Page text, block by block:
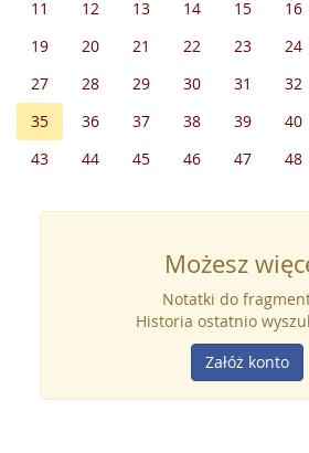
11
12 13 14 15 16
19
20 21 22 23 24
27
28 29 30 31 32
35
36 37 38 39 40
43
44 45 46 47 48
Możesz
Notatki do
Historia ostatnio
Załóż konto